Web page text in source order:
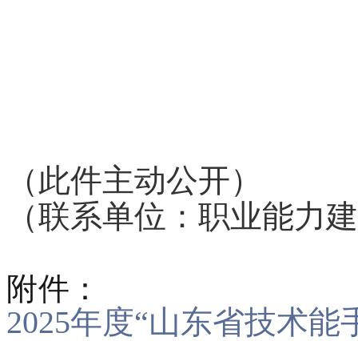
（此件主动公开）
（联系单位：职业能力
附件：
2025年度“山东省技术能